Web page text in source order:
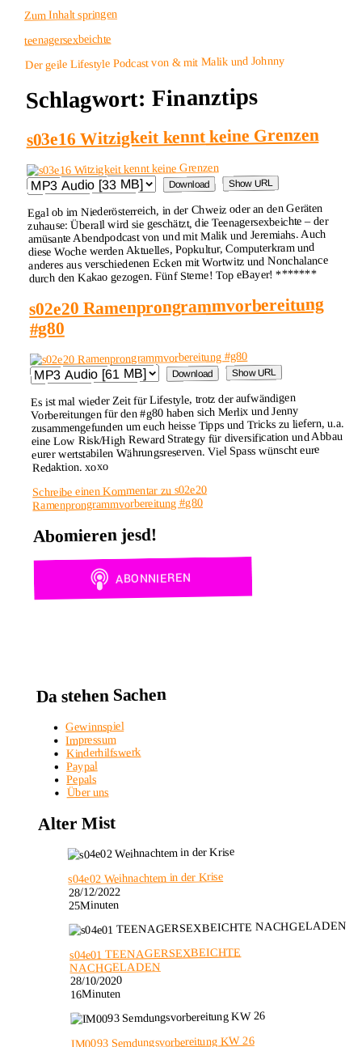
Zum Inhalt springen
teenagersexbeichte
Der geile Lifestyle Podcast von & mit Malik und Johnny
Schlagwort:Finanztips
s03e16 Witzigkeit kennt keine Grenzen
Download Show URL
Egal ob im Niederösterreich, in der Chweiz oder an den Geräten
zuhause: Überall wird sie geschätzt, die Teenagersexbeichte – der
amüsante Abendpodcast von und mit Malik und Jeremiahs. Auch
diese Woche werden Aktuelles, Popkultur, Computerkram und
anderes aus verschiedenen Ecken mit Wortwitz und Nonchalance
durch den Kakao gezogen. Fünf Sterne! Top eBayer! *******
s02e20 Ramenprongrammvorbereitung
#g80
Download Show URL
Es ist mal wieder Zeit für Lifestyle, trotz der aufwändigen
Vorbereitungen für den #g80 haben sich Merlix und Jenny
zusammengefunden um euch heisse Tipps und Tricks zu liefern, u.a.
eine Low Risk/High Reward Strategy für diversification und Abbau
eurer wertstabilen Währungsreserven. Viel Spass wünscht eure
Redaktion. xoxo
Schreibe einen Kommentarzu s02e20
Ramenprongrammvorbereitung #g80
Abomieren jesd!
Da stehen Sachen
Gewinnspiel
Impressum
Kinderhilfswerk
Paypal
Pepals
Über uns
Alter Mist
s04e02 Weihnachtem in der Krise
28/12/2022
25Minuten
s04e01 TEENAGERSEXBEICHTE
NACHGELADEN
28/10/2020
16Minuten
IM0093 Semdungsvorbereitung KW 26